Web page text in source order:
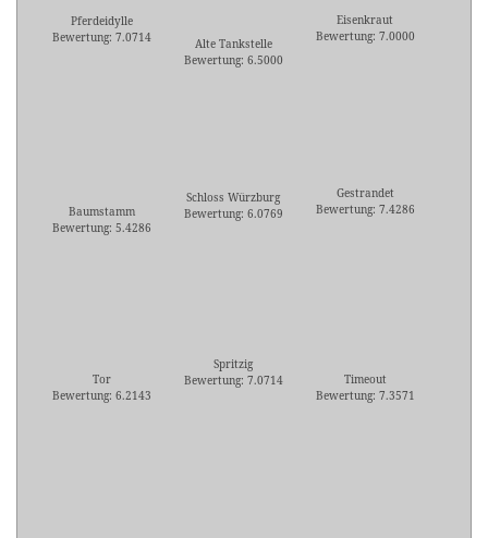
Pferdeidylle
Bewertung: 7.0714
Alte Tankstelle
Bewertung: 6.5000
Eisenkraut
Bewertung: 7.0000
Baumstamm
Bewertung: 5.4286
Schloss Würzburg
Bewertung: 6.0769
Gestrandet
Bewertung: 7.4286
Tor
Bewertung: 6.2143
Spritzig
Bewertung: 7.0714
Timeout
Bewertung: 7.3571